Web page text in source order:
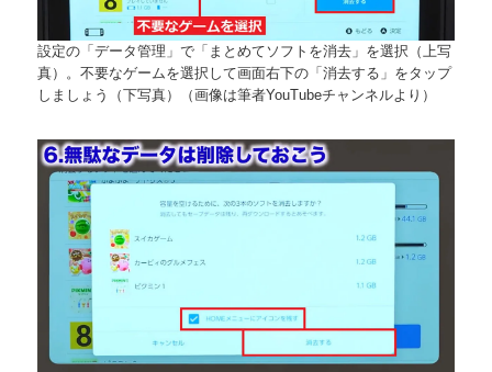
設定の「データ管理」で「まとめてソフトを消去」を選択（上写
真）。不要なゲームを選択して画面右下の「消去する」をタップ
しましょう（下写真）（画像は筆者YouTubeチャンネルより）